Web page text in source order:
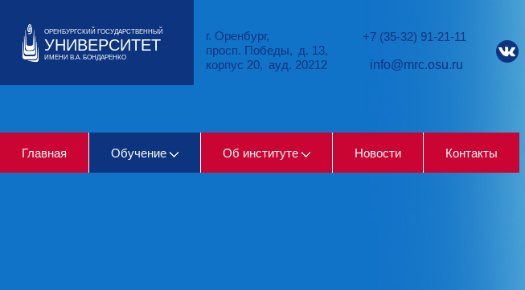
ОРЕНБУРГСКИЙ ГОСУДАРСТВЕННЫЙ
УНИВЕРСИТЕТ
ИМЕНИ В.А. БОНДАРЕНКО
г. Оренбург
просп. Победы
д. 13,
корпус 20
ауд. 20212
+7 (35-32) 91-21-11
info@mrc.osu.ru
Главная Обучение Об институте Новости Контакты